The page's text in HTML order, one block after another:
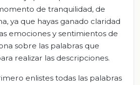
de tranquilidad, de
ya que hayas ganado claridad
emociones y sentimientos de
sobre las palabras que
realizar las descripciones.
enlistes todas las palabras